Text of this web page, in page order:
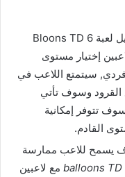
أول الأوضاع بعد تنزيل لعبة Bloons TD 6
إختيار مستوى
سيتمتع اللاعب في
القرود وسوف تأتي
تتوفر إمكانية
القادم.
يسمح للاعب ممارسة
مع لاعبين